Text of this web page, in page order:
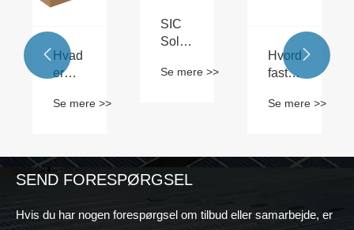
Hvad
er
monteringsbeslag?
Se mere >>
SIC
Solar
en
Storage
KSA
Se mere >>
Hvordan
fastgør
solpaneler
uden
Se mere >>
 
SEND FORESPØRGSEL
Hvis du har nogen forespørgsel om tilbud eller samarbejde, er